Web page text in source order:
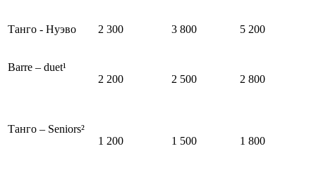
Танго - Нуэво 2 300 3 800 5 200
Barre – duet¹
2 200
2 500 2 800
Танго – Seniors²
1 200
1 500 1 800